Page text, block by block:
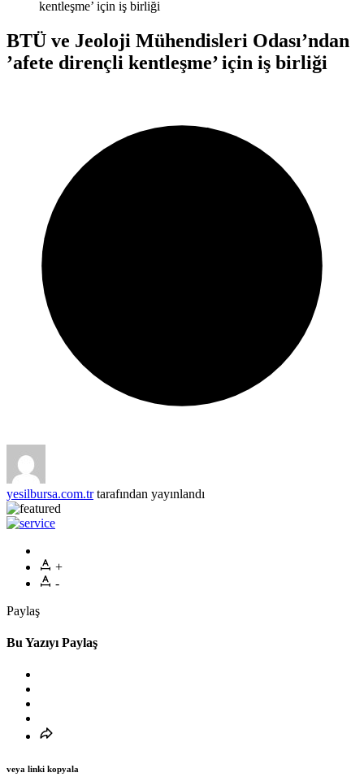
kentleşme’ için iş birliği
BTÜ ve Jeoloji Mühendisleri Odası’ndan
’afete dirençli kentleşme’ için iş birliği
yesilbursa.com.trtarafından yayınlandı
+
-
Paylaş
Bu Yazıyı Paylaş
veya linki kopyala